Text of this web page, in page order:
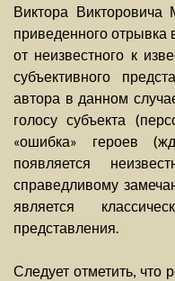
Виктора
приведенного
от неизвестного к
субъективного
автора в данном
голосу субъекта
«ошибка» героев
появляется
справедливому
является
представления.
Следует отметить, что